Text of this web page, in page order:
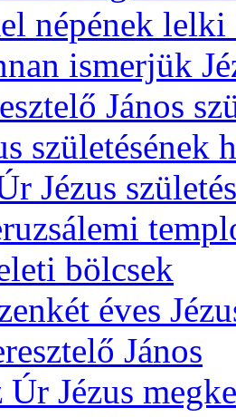
népének lelki
ismerjük
János
születésének
Jézus
bölcsek
éves
János
Jézus